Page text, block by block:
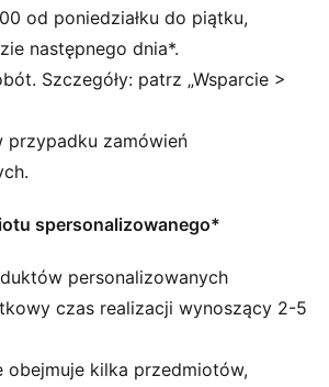
detale marki PUMA
od poniedziałku do piątku,
następnego dnia*.
Szczegóły: patrz „Wsparcie >
przypadku zamówień
spersonalizowanego*
personalizowanych
czas realizacji wynoszący 2-5
obejmuje kilka przedmiotów,